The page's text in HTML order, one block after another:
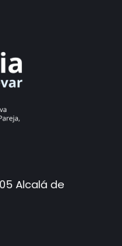
Alcalá de